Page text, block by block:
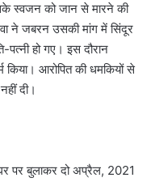
स्वजन को जान से मारने की
ने जबरन उसकी मांग में सिंदूर
हो गए। इस दौरान
आरोपित की धमकियों से
दी।
पर बुलाकर दो अप्रैल, 2021